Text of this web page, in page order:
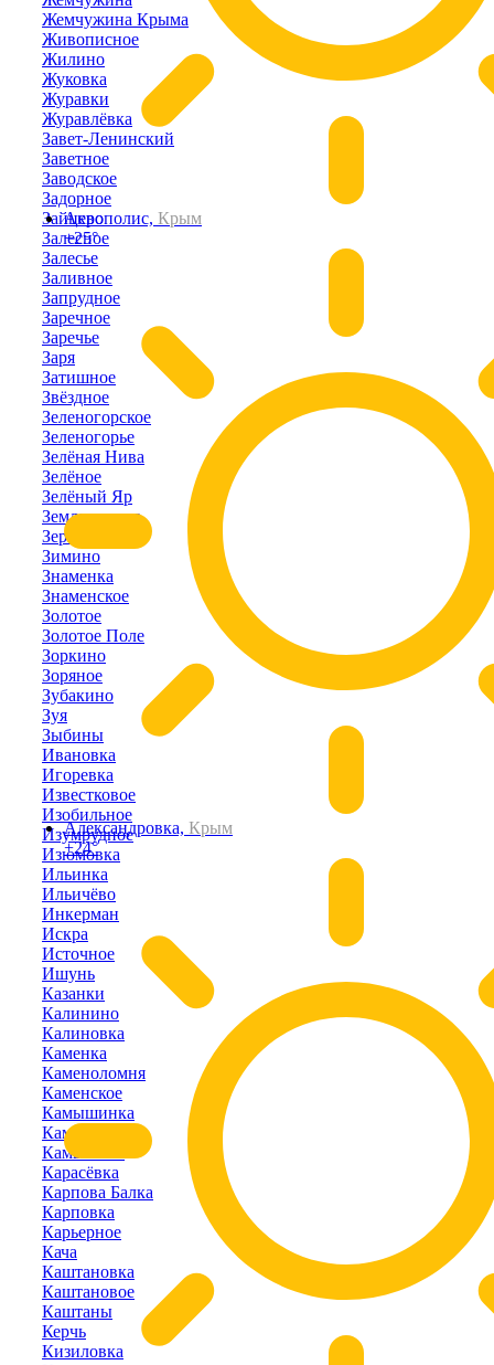
Акрополис, Крым
+25°
Александровка, Крым
+24°
Жемчужина Крыма
Живописное
Жилино
Жуковка
Журавки
Журавлёвка
Завет-Ленинский
Заветное
Заводское
Задорное
Зайцево
Залесное
Залесье
Заливное
Запрудное
Заречное
Заречье
Заря
Затишное
Звёздное
Зеленогорское
Зеленогорье
Зелёная Нива
Зелёное
Зелёный Яр
Земляничное
Зерновое
Зимино
Знаменка
Знаменское
Золотое
Золотое Поле
Зоркино
Зоряное
Зубакино
Зуя
Зыбины
Ивановка
Игоревка
Известковое
Изобильное
Изумрудное
Изюмовка
Ильинка
Ильичёво
Инкерман
Искра
Источное
Ишунь
Казанки
Калинино
Калиновка
Каменка
Каменоломня
Каменское
Камышинка
Камышлы
Камышное
Карасёвка
Карпова Балка
Карповка
Карьерное
Кача
Каштановка
Каштановое
Каштаны
Керчь
Кизиловка